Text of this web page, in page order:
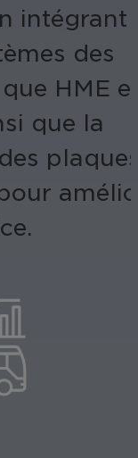
intégrant
des
HME
que la